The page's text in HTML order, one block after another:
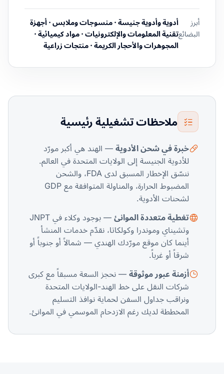
أبرز
البضائع
أدوية وأدوية جنيسة · منسوجات وملابس · أجهزة
تقنية المعلومات والإلكترونيات · مواد كيميائية ·
المجوهرات والأحجار الكريمة · منتجات زراعية
ملاحظات تشغيلية رئيسية
خبرة في شحن الأدوية — الهند هي أكبر مورّد
للأدوية الجنيسة إلى الولايات المتحدة في العالم.
ننسّق الإخطار المسبق لدى FDA، والشحن
المضبوط الحرارة، والمناولة المتوافقة مع GDP
لشحنات الأدوية.
تغطية متعددة الموانئ
— بوجود وكلاء في JNPT
وتشيناي وموندرا وكولكاتا، نقدّم خدمات المنشأ
أينما كان موقع مورّدك الهندي — شمالاً أو جنوباً أو
شرقاً أو غرباً.
أزمنة عبور موثوقة — نحجز السعة مسبقاً مع كبرى
شركات النقل على خط الهند-الولايات المتحدة
ونراقب جداول السفن لحماية نوافذ التسليم
المخططة لديك رغم الازدحام الموسمي في الموانئ.